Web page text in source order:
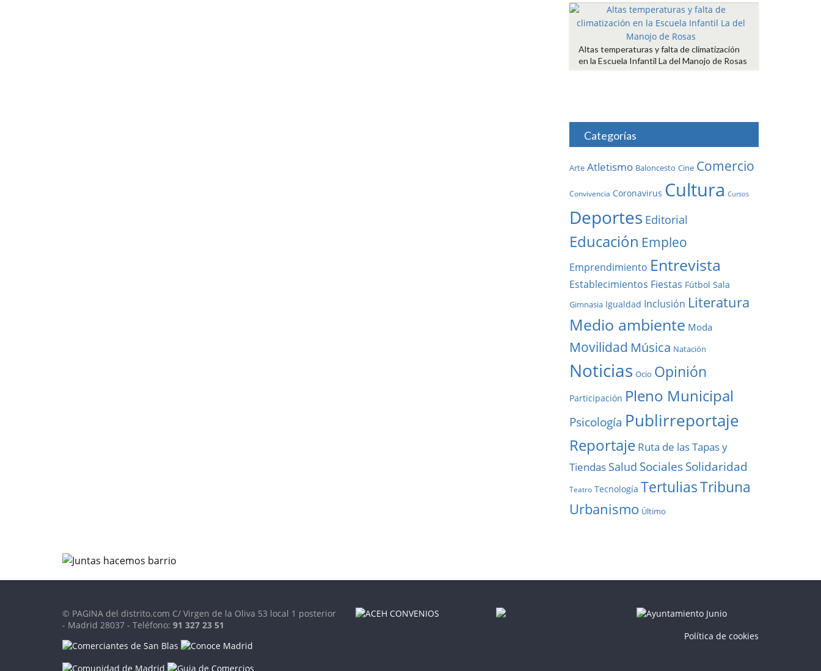
Altas temperaturas y falta de climatización
en la Escuela Infantil La del Manojo de Rosas
Categorías
Arte Atletismo Baloncesto Cine Comercio
Convivencia Coronavirus Cultura Cursos
Deportes Editorial
Educación Empleo
Emprendimiento Entrevista
Establecimientos Fiestas Fútbol Sala
Gimnasia Igualdad Inclusión Literatura
Medio ambiente Moda
Movilidad Música Natación
Noticias Ocio Opinión
Participación Pleno Municipal
Psicología Publirreportaje
Reportaje Ruta de las Tapas y
Tiendas Salud SocialesSolidaridad
Teatro Tecnología TertuliasTribuna
Urbanismo Último
© PAGINA del distrito.com C/ Virgen de la Oliva 53 local 1 posterior
- Madrid 28037 - Teléfono: 91 327 23 51
Política de cookies